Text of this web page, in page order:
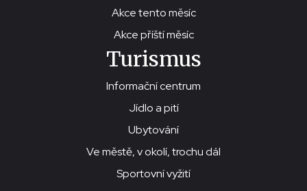
Akce tento měsíc
Akce příští měsíc
Turismus
Informační centrum
Jídlo a pití
Ubytování
Ve městě, v okolí, trochu dál
Sportovní vyžití